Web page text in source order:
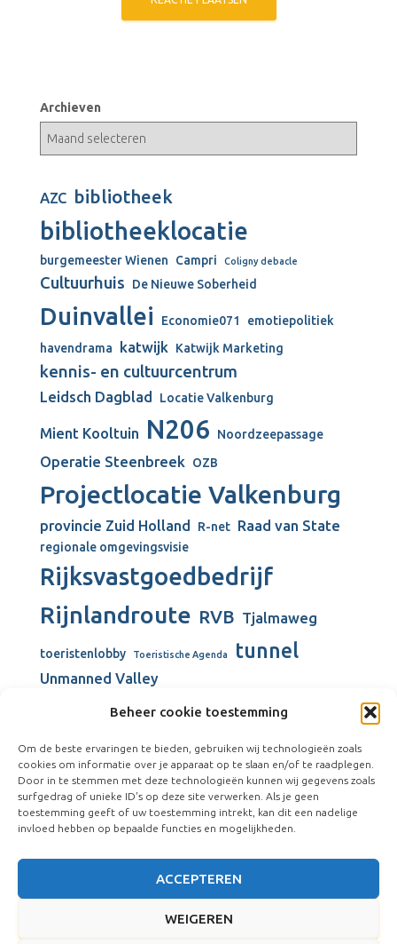
Beheer cookie toestemming
Om de beste ervaringen te bieden, gebruiken wij technologieën zoals
cookies om informatie over je apparaat op te slaan en/of te raadplegen.
Door in te stemmen met deze technologieën kunnen wij gegevens zoals
surfgedrag of unieke ID's op deze site verwerken. Als je geen
toestemming geeft of uw toestemming intrekt, kan dit een nadelige
invloed hebben op bepaalde functies en mogelijkheden.
ACCEPTEREN
WEIGEREN
Archieven
AZC bibliotheek
bibliotheeklocatie
burgemeester Wienen Campri Coligny debacle
Cultuurhuis De Nieuwe Soberheid
Duinvallei Economie071
emotiepolitiek
havendrama
katwijk Katwijk Marketing
kennis- en cultuurcentrum
Leidsch Dagblad Locatie Valkenburg
Mient Kooltuin N206 Noordzeepassage
Operatie Steenbreek OZB
Projectlocatie Valkenburg
provincie Zuid Holland R-net Raad van State
regionale omgevingsvisie
Rijksvastgoedbedrijf
Rijnlandroute RVB Tjalmaweg
toeristenlobby Toeristische Agenda tunnel
Unmanned Valley
Unmanned Valley Valkenburg
Valkenhorst verbouw gemeentehuis
Visserijschool Vliegkamp Valkenburg
Vliegveld Valkenburg Wienen-tijdperk windmolens